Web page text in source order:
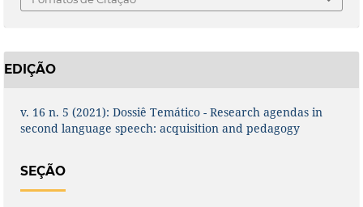
EDIÇÃO
v. 16 n. 5 (2021): Dossiê Temático - Research agendas in
second language speech: acquisition and pedagogy
SEÇÃO